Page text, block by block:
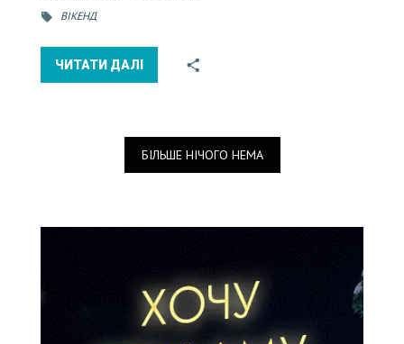
ВІКЕНД
ЧИТАТИ ДАЛІ
БІЛЬШЕ НІЧОГО НЕМА